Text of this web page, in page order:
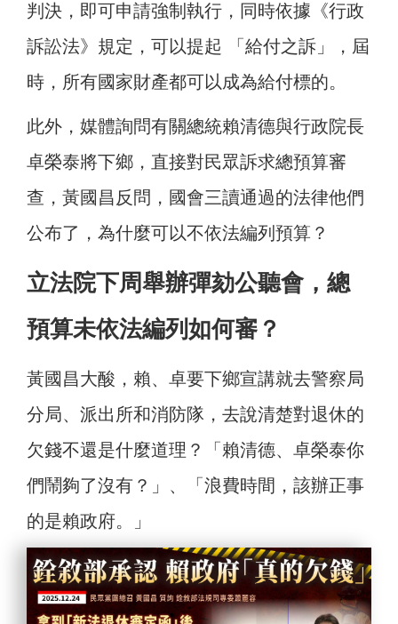
判決，即可申請強制執行，同時依據《行政
訴訟法》規定，可以提起 「給付之訴」，屆
時，所有國家財產都可以成為給付標的。
此外，媒體詢問有關總統賴清德與行政院長
卓榮泰將下鄉，直接對民眾訴求總預算審
查，黃國昌反問，國會三讀通過的法律他們
公布了，為什麼可以不依法編列預算？
立法院下周舉辦彈劾公聽會，總
預算未依法編列如何審？
黃國昌大酸，賴、卓要下鄉宣講就去警察局
分局、派出所和消防隊，去說清楚對退休的
欠錢不還是什麼道理？「賴清德、卓榮泰你
們鬧夠了沒有？」、「浪費時間，該辦正事
的是賴政府。」